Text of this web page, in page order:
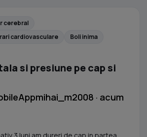
cerebral
cardiovasculare
Boli inima
si presiune pe cap si
· acum